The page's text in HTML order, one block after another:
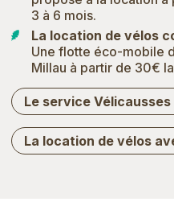
3 à 6 mois.
La location de vélos
Une flotte éco-mobile
Millau à partir de 30€
Le service Vélicausses
La location de vélos